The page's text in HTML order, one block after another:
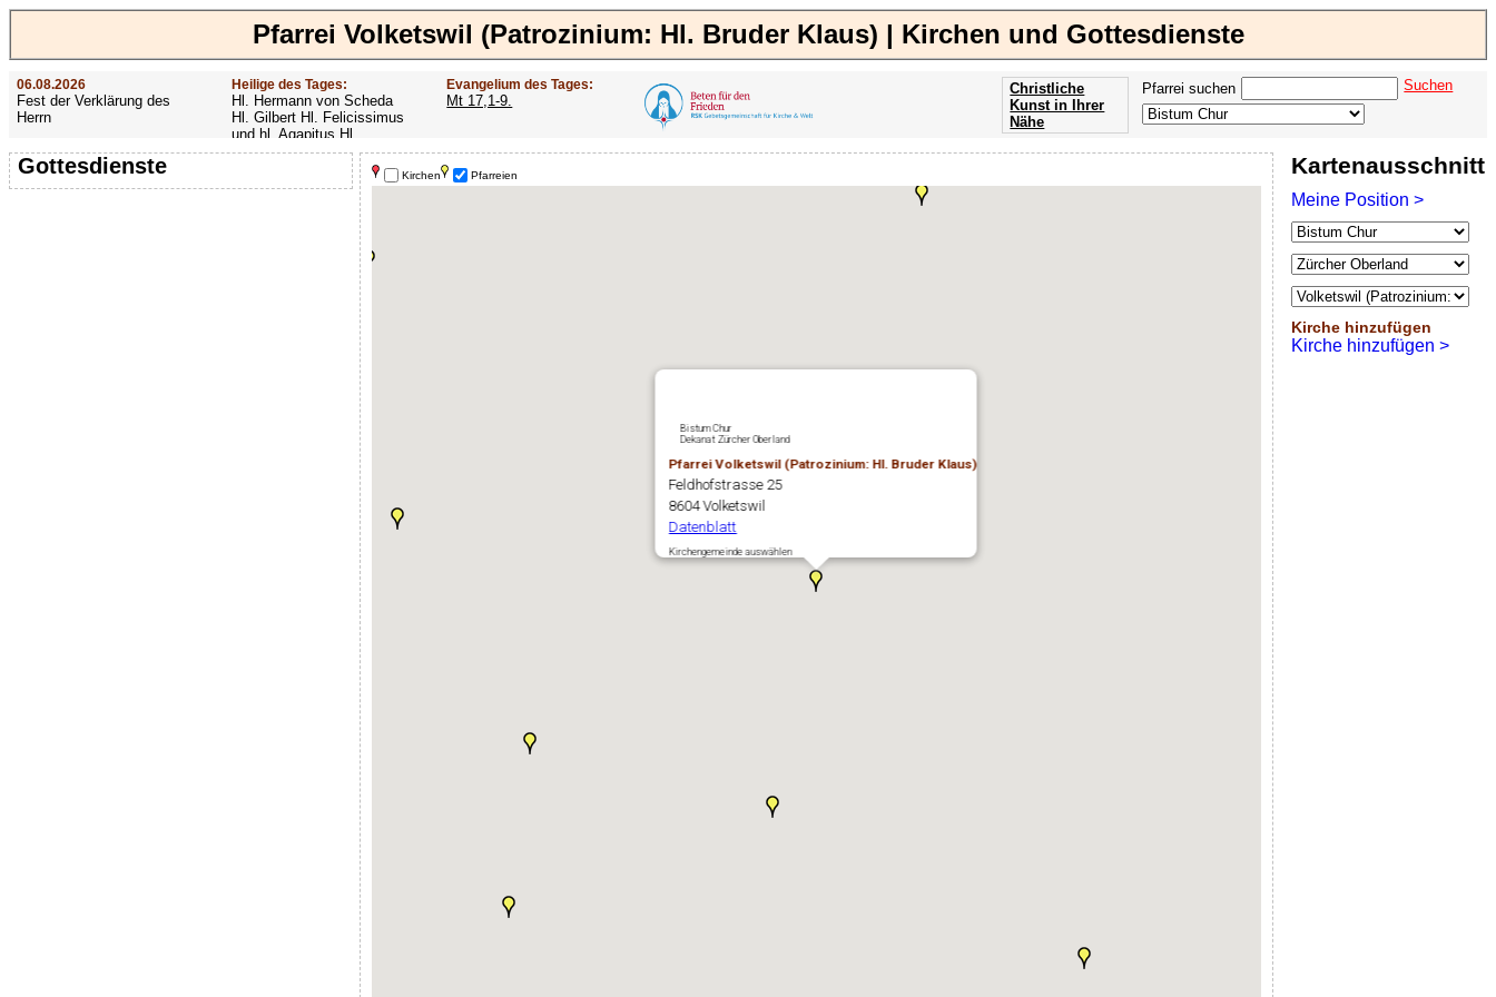
Pfarrei Volketswil (Patrozinium: Hl. Bruder Klaus) | Kirchen und Gottesdienste
06.08.2026
Fest der Verklärung des
Herrn
Heilige des Tages:
Hl. Hermann von Scheda
Hl. Gilbert Hl. Felicissimus
und hl. Agapitus Hl.
Gezelinus (Gozelin)
Evangelium des Tages:
Mt 17,1-9.
Pfarrei suchen Suchen
Christliche
Kunst in Ihrer
Nähe
Offenbarung
der Apokalypse
des Johannes
Gottesdienste Kartenausschnitt
Meine Position >
Kirche hinzufügen
Kirche hinzufügen >
Kirchen Pfarreien
Bistum Chur
Dekanat Zürcher Oberland
Pfarrei Volketswil (Patrozinium: Hl. Bruder Klaus)
Feldhofstrasse 25
8604 Volketswil
Datenblatt
Kirchengemeinde auswählen